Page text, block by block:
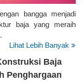
bangga menjadi
baja yang meraih
Lihat Lebih Banyak
Baja
Penghargaan